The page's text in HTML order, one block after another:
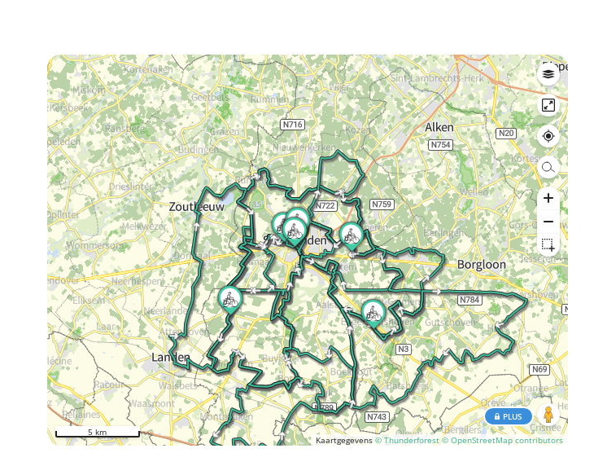
Kaartgegevens © Thunderforest © OpenStreetMap contributors
PLUS
5 km